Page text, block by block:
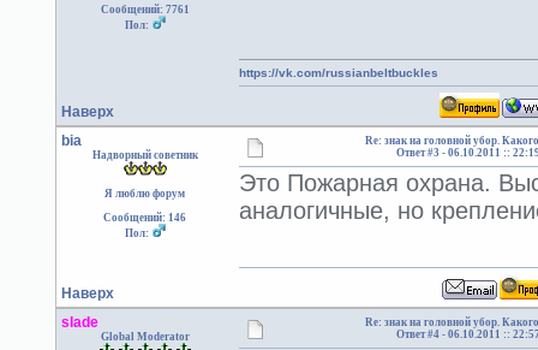
Сообщений: 7761
Пол:
Наверх
https://vk.com/russianbeltbuckles
bia
Надворный советник
Я люблю форум
Сообщений: 146
Пол:
Re: знак на головной убор.
Ответ #3 -06.10.2011 ::
Это Пожарная охрана.
аналогичные, но
Наверх
slade
Global Moderator
Re: знак на головной убор.
Ответ #4 -06.10.2011 ::